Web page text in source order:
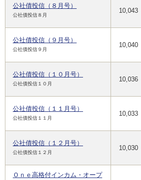
公社債投信（８月号）
公社債投信８月
10,043
公社債投信（９月号）
公社債投信９月
10,040
公社債投信（１０月号）
公社債投信１０月
10,036
公社債投信（１１月号）
公社債投信１１月
10,033
公社債投信（１２月号）
公社債投信１２月
10,030
Ｏｎｅ高格付インカム・オープ